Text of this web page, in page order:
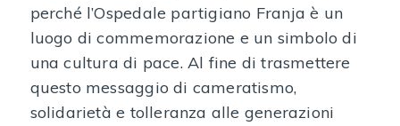
perché l’Ospedale partigiano Franja è un
luogo di commemorazione e un simbolo di
una cultura di pace. Al fine di trasmettere
questo messaggio di cameratismo,
solidarietà e tolleranza alle generazioni